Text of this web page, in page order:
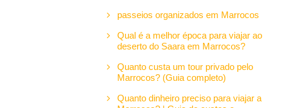
passeios organizados em Marrocos
Qual é a melhor época para viajar ao
deserto do Saara em Marrocos?
Quanto custa um tour privado pelo
Marrocos? (Guia completo)
Quanto dinheiro preciso para viajar a